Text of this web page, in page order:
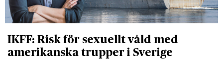
IKFF: Risk för sexuellt våld med
amerikanska trupper i Sverige